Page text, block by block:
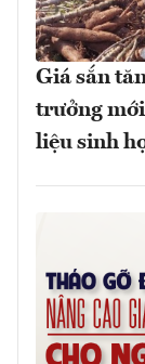
Giá sắn
trưởng mới
liệu sinh